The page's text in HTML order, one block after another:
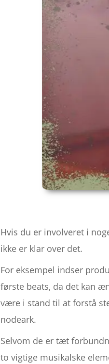
Hvis du er involveret i
ikke er klar over det.
For eksempel indser
første beats, da det kan
være i stand til at forstå
nodeark.
Selvom de er tæt
to vigtige musikalske